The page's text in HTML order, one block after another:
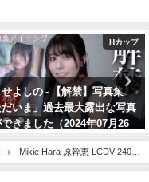
アイドルニッポン
郁実 いくみんのスポコス“I
SPORTS！” （2018年03月
） | アイドルニッポン公式
チャンネルさんより
Mikie Hara 原幹恵 LCDV-24003